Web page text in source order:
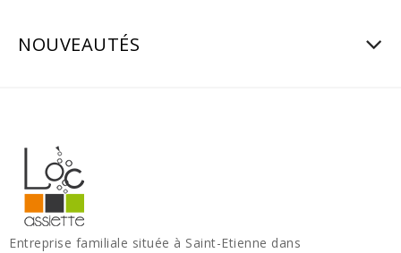
NOUVEAUTÉS
Entreprise familiale située à Saint-Etienne dans